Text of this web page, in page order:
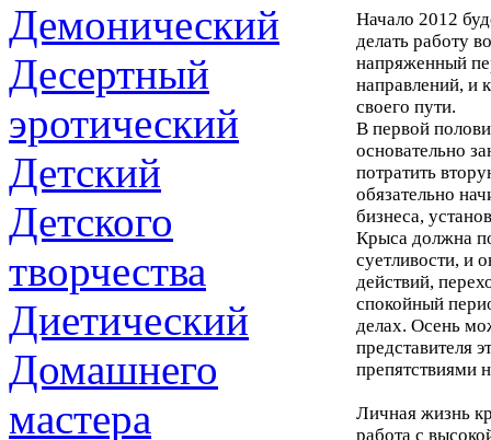
Демонический
Десертный
эротический
Детский
Детского
творчества
Диетический
Домашнего
мастера
Начало 2012
делать работу
напряженный
направлений, и
своего пути.
В первой
основательно
потратить
обязательно
бизнеса,
Крыса должна
суетливости, и
действий,
спокойный
делах. Осень
представителя
препятствиями
Личная жизнь
работа с